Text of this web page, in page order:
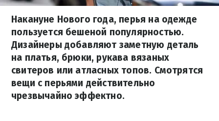
Накануне Нового года, перья на одежде
пользуется бешеной популярностью.
Дизайнеры добавляют заметную деталь
на платья, брюки, рукава вязаных
свитеров или атласных топов. Смотрятся
вещи с перьями действительно
чрезвычайно эффектно.